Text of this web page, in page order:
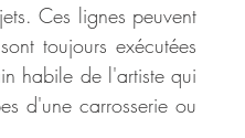
Ces lignes peuvent
toujours exécutées
habile de l'artiste qui
d'une carrosserie ou